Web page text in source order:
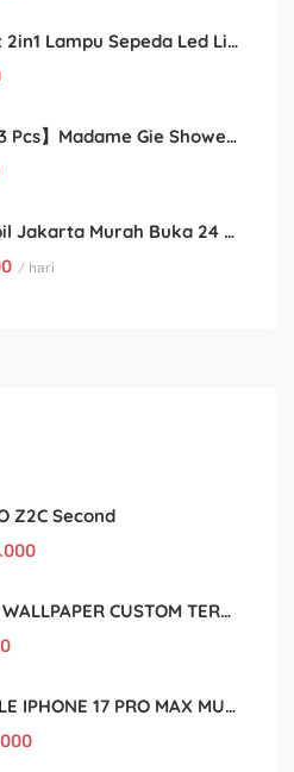
Cod Paket 2in1 Lampu Sepeda Led Light Depan Dan Belakang Rechargeable
【Bundle 3 Pcs】Madame Gie Shower Glow – Solusi Perawatan Kulit dalam Satu Paket!
Sewa Mobil Jakarta Murah Buka 24 Jam : Kian Rental
/ hari
Z2C Second
SUPPLIER WALLPAPER CUSTOM TERBAIK MALANG
JUAL APPLE IPHONE 17 PRO MAX MURAH DAN ORIGINAL